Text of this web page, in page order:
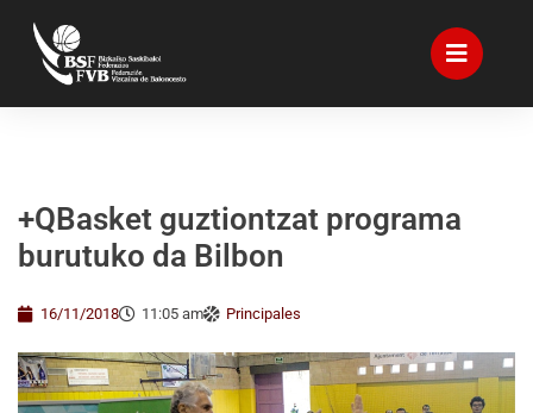
+QBasket guztiontzat programa
burutuko da Bilbon
16/11/2018 11:05 am Principales